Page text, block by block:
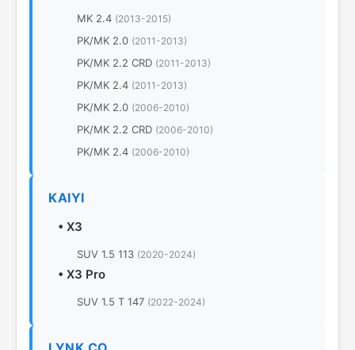
MK 2.4 (2013-2015)
PK/MK 2.0 (2011-2013)
PK/MK 2.2 CRD (2011-2013)
PK/MK 2.4 (2011-2013)
PK/MK 2.0 (2006-2010)
PK/MK 2.2 CRD (2006-2010)
PK/MK 2.4 (2006-2010)
KAIYI
• X3
SUV 1.5 113 (2020-2024)
• X3 Pro
SUV 1.5 T 147 (2022-2024)